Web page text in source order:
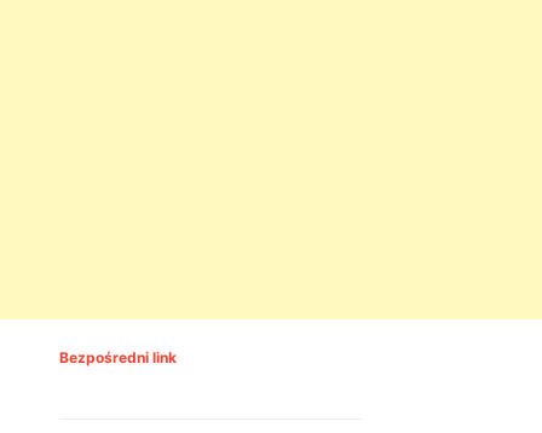
Bezpośredni link